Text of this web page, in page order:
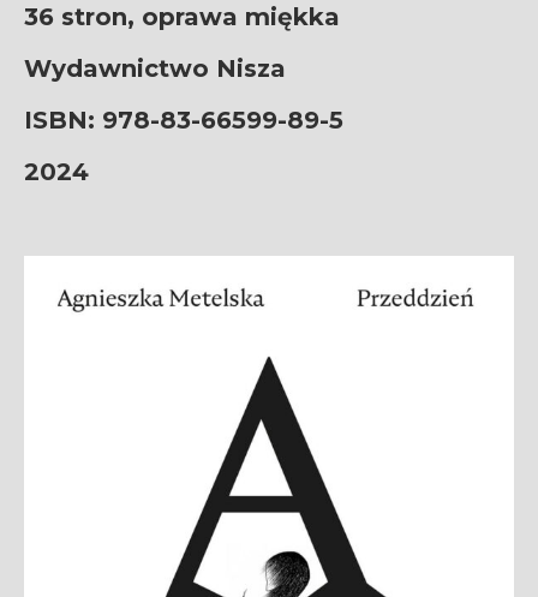
36 stron, oprawa miękka
Wydawnictwo Nisza
ISBN: 978-83-66599-89-5
2024